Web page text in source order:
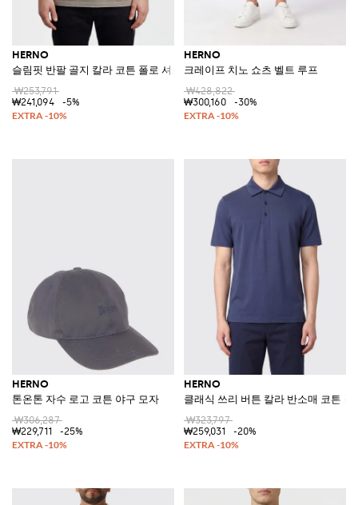
HERNO
슬림핏 반팔 골지 칼라 코튼 폴로 셔츠
₩253,791
₩241,094
-5%
HERNO
크레이프 치노 쇼츠 벨트 루프
₩428,822
₩300,160
-30%
HERNO
톤온톤 자수 로고 코튼 야구 모자
₩306,287
₩229,711
-25%
HERNO
클래식 쓰리 버튼 칼라 반소매 코튼 폴
₩323,797
₩259,031
-20%